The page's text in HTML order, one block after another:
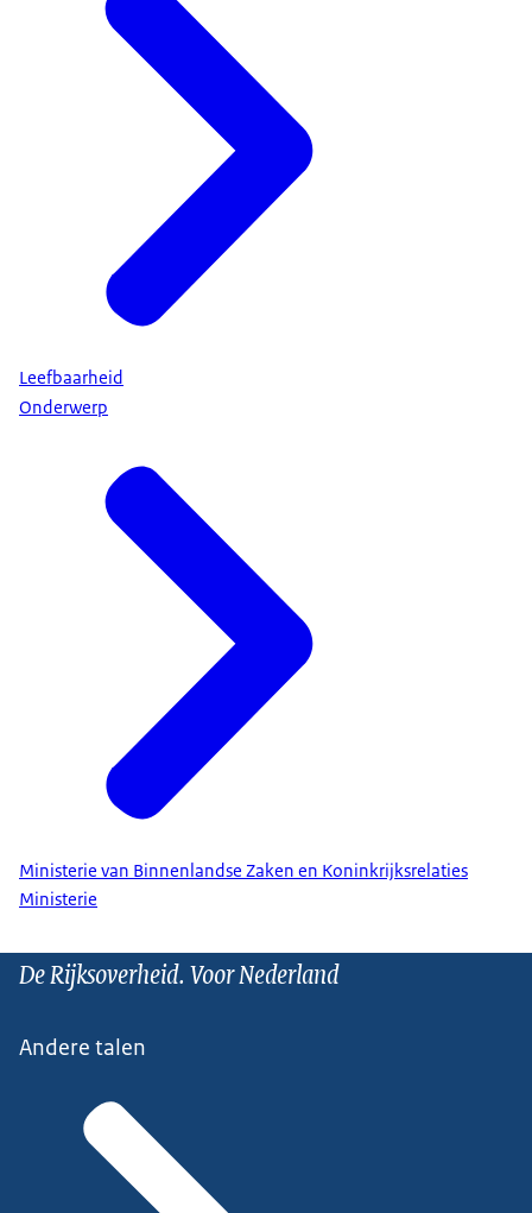
Leefbaarheid
Onderwerp
Ministerie van Binnenlandse Zaken en Koninkrijksrelaties
Ministerie
De Rijksoverheid. Voor Nederland
Andere talen